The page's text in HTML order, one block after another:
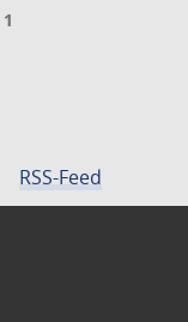
1
RSS-Feed